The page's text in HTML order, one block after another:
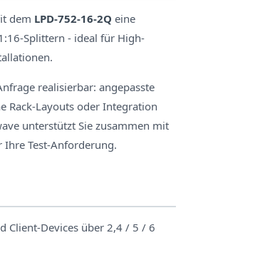
dem LPD-752-16-2Q eine
Splittern - ideal für High-
realisierbar: angepasste
Rack-Layouts oder Integration
unterstützt Sie zusammen mit
Test-Anforderung.
Client-Devices über 2,4 / 5 / 6